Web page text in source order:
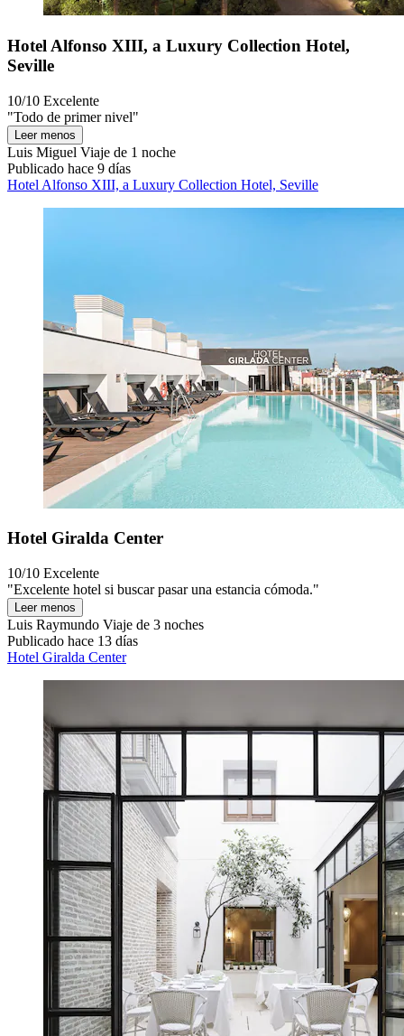
Hotel Alfonso XIII, a Luxury Collection Hotel,
Seville
10/10 Excelente
"Todo de primer nivel"
Leer menos
Luis Miguel Viaje de 1 noche
Publicado hace 9 días
Hotel Alfonso XIII, a Luxury Collection Hotel, Seville
Hotel Giralda Center
10/10 Excelente
"Excelente hotel si buscar pasar una estancia cómoda."
Leer menos
Luis Raymundo Viaje de 3 noches
Publicado hace 13 días
Hotel Giralda Center